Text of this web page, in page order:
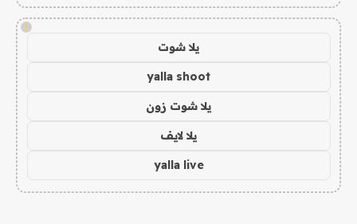
!
يلا شوت
yalla shoot
يلا شوت زون
يلا لايف
yalla live